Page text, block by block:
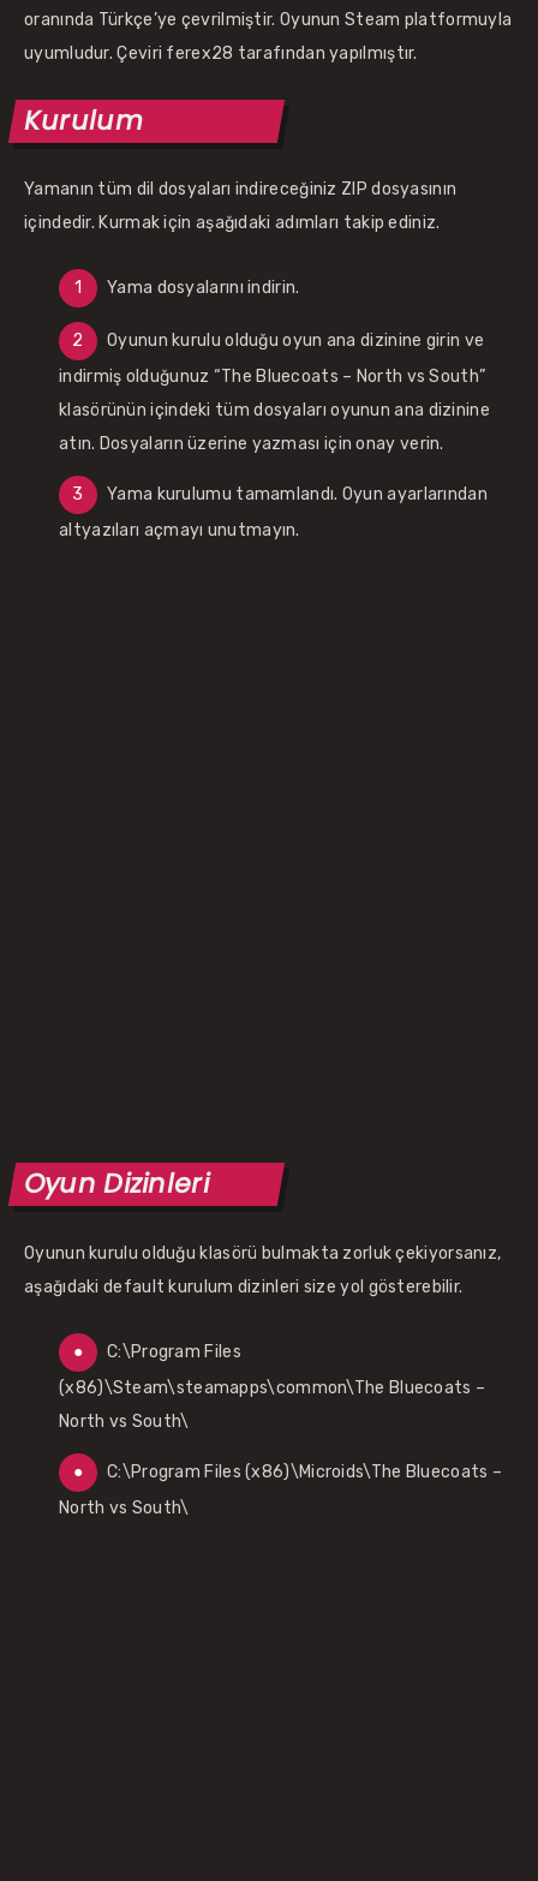
oranında Türkçe’ye çevrilmiştir. Oyunun Steam platformuyla
uyumludur. Çeviri ferex28 tarafından yapılmıştır.
Kurulum
Yamanın tüm dil dosyaları indireceğiniz ZIP dosyasının
içindedir. Kurmak için aşağıdaki adımları takip ediniz.
Yama dosyalarını indirin.
Oyunun kurulu olduğu oyun ana dizinine girin ve
indirmiş olduğunuz “The Bluecoats – North vs South”
klasörünün içindeki tüm dosyaları oyunun ana dizinine
atın. Dosyaların üzerine yazması için onay verin.
Yama kurulumu tamamlandı. Oyun ayarlarından
altyazıları açmayı unutmayın.
Oyun Dizinleri
Oyunun kurulu olduğu klasörü bulmakta zorluk çekiyorsanız,
aşağıdaki default kurulum dizinleri size yol gösterebilir.
C:\Program Files
(x86)\Steam\steamapps\common\The Bluecoats –
North vs South\
C:\Program Files (x86)\Microids\The Bluecoats –
North vs South\